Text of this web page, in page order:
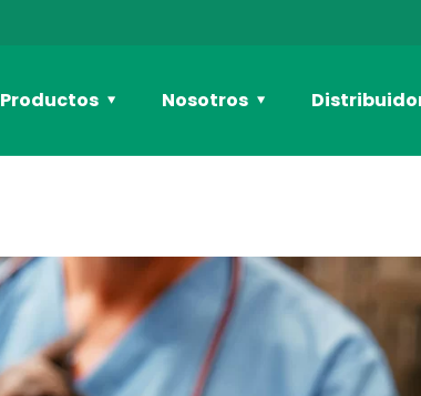
Productos Nosotros